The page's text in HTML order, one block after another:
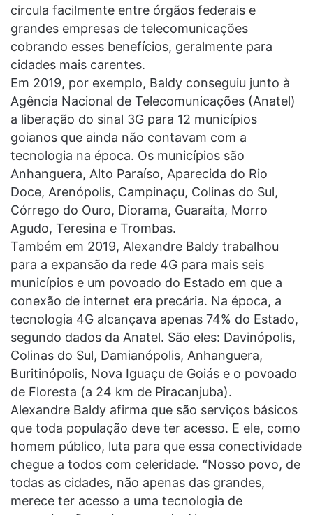
circula facilmente entre órgãos federais e
grandes empresas de telecomunicações
cobrando esses benefícios, geralmente para
cidades mais carentes.
Em 2019, por exemplo, Baldy conseguiu junto à
Agência Nacional de Telecomunicações (Anatel)
a liberação do sinal 3G para 12 municípios
goianos que ainda não contavam com a
tecnologia na época. Os municípios são
Anhanguera, Alto Paraíso, Aparecida do Rio
Doce, Arenópolis, Campinaçu, Colinas do Sul,
Córrego do Ouro, Diorama, Guaraíta, Morro
Agudo, Teresina e Trombas.
Também em 2019, Alexandre Baldy trabalhou
para a expansão da rede 4G para mais seis
municípios e um povoado do Estado em que a
conexão de internet era precária. Na época, a
tecnologia 4G alcançava apenas 74% do Estado,
segundo dados da Anatel. São eles: Davinópolis,
Colinas do Sul, Damianópolis, Anhanguera,
Buritinópolis, Nova Iguaçu de Goiás e o povoado
de Floresta (a 24 km de Piracanjuba).
Alexandre Baldy afirma que são serviços básicos
que toda população deve ter acesso. E ele, como
homem público, luta para que essa conectividade
chegue a todos com celeridade. “Nosso povo, de
todas as cidades, não apenas das grandes,
merece ter acesso a uma tecnologia de